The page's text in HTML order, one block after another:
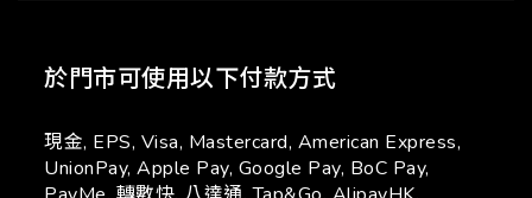
於門市可使用以下付款方式
現金, EPS, Visa, Mastercard, American Express,
UnionPay, Apple Pay, Google Pay, BoC Pay,